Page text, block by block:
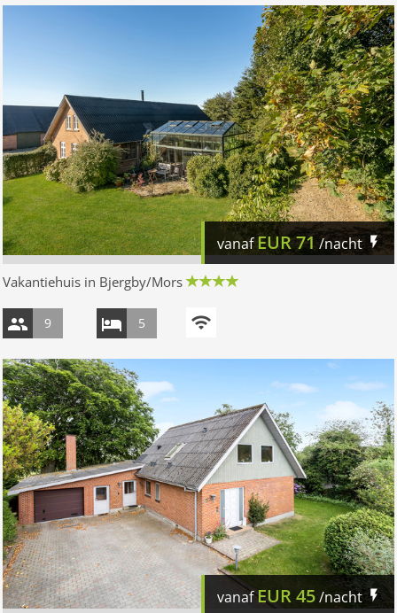
vanafEUR71/nacht
Vakantiehuis in Bjergby/Mors
9 5
vanafEUR45/nacht